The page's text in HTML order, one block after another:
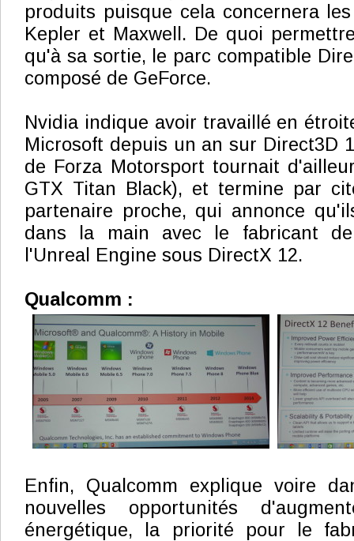
produits puisque cela concernera
Kepler et Maxwell. De quoi
qu'à sa sortie, le parc compatible
composé de GeForce.
Nvidia indique avoir travaillé en
Microsoft depuis un an sur Direct3D
de Forza Motorsport tournait
GTX Titan Black), et termine par
partenaire proche, qui annonce
dans la main avec le fabricant
l'Unreal Engine sous DirectX 12.
Qualcomm :
Enfin, Qualcomm explique voire
nouvelles opportunités
énergétique, la priorité pour le